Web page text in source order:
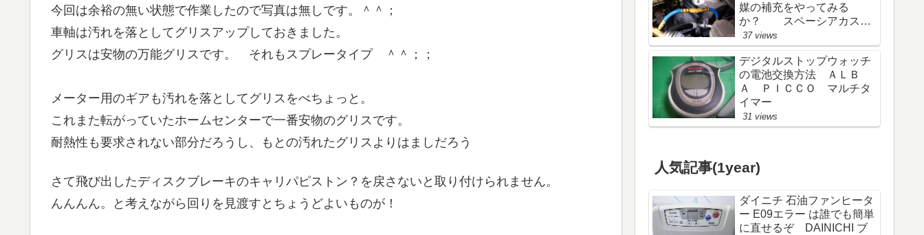
今回は余裕の無い状態で作業したので写真は無しです。＾＾；
車軸は汚れを落としてグリスアップしておきました。
グリスは安物の万能グリスです。 それもスプレータイプ ＾＾；；
メーター用のギアも汚れを落としてグリスをべちょっと。
これまた転がっていたホームセンターで一番安物のグリスです。
耐熱性も要求されない部分だろうし、もとの汚れたグリスよりはましだろう
さて飛び出したディスクブレーキのキャリパピストン？を戻さないと取り付けられません。
んんんん。と考えながら回りを見渡すとちょうどよいものが！
媒の補充をやってみる
か？ スペーシアカスタ
ム
37 views
デジタルストップウォッチ
の電池交換方法 ＡＬＢ
Ａ ＰＩＣＣＯ マルチタ
イマー
31 views
人気記事(1year)
ダイニチ 石油ファンヒータ
ー E09エラー は誰でも簡単
に直せるぞ DAINICHI ブ